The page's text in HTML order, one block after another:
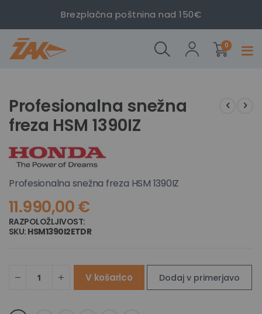
Brezplačna poštnina nad 150€
0izdelki
na
konec
galerije
slik
Profesionalna
snežna freza
na
začetek
galerije
slik
Profesionalna snežna
freza HSM 1390IZ
Profesionalna snežna freza HSM 1390IZ
11.990,00 €
RAZPOLOŽLJIVOST:
SKU HSM1390I2ETDR
V košarico Dodaj v primerjavo